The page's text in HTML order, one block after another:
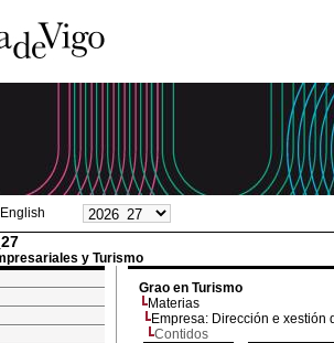
English
y Turismo
Grao en Turismo
Materias
Empresa: Dirección e xestión
Contidos